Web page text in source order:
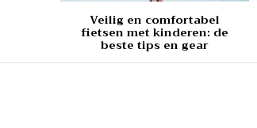
Veilig en comfortabel
fietsen met kinderen: de
beste tips en gear